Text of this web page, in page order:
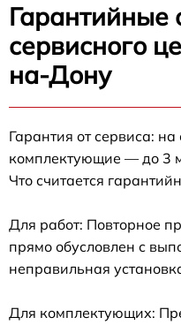
Гарантийные
сервисного
на-Дону
Гарантия от сервиса:
комплектующие — до 3
Что считается
Для работ: Повторное
прямо обусловлен с
неправильная
Для комплектующих: